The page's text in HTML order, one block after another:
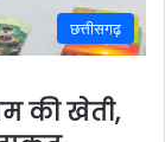
छत्तीसगढ़
की खेती,